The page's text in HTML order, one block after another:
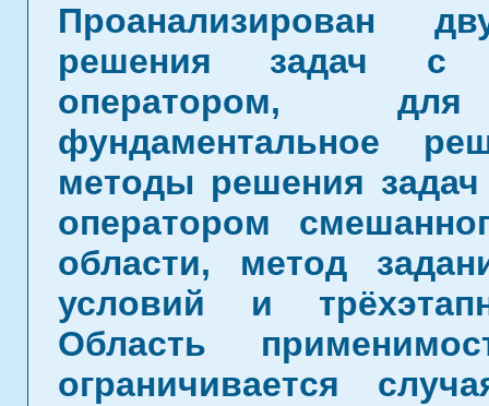
Проанализирован
решения задач с
оператором,
фундаментальное
методы решения
оператором
области, метод
условий и
Область
ограничивается